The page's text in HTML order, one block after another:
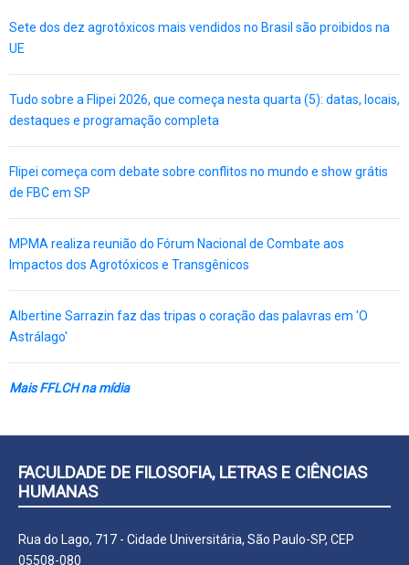
Sete dos dez agrotóxicos mais vendidos no Brasil são proibidos na
UE
Tudo sobre a Flipei 2026, que começa nesta quarta (5): datas, locais,
destaques e programação completa
Flipei começa com debate sobre conflitos no mundo e show grátis
de FBC em SP
MPMA realiza reunião do Fórum Nacional de Combate aos
Impactos dos Agrotóxicos e Transgênicos
Albertine Sarrazin faz das tripas o coração das palavras em 'O
Astrálago'
Mais FFLCH na mídia
FACULDADE DE FILOSOFIA, LETRAS E CIÊNCIAS
HUMANAS
Rua do Lago, 717 - Cidade Universitária, São Paulo-SP, CEP
05508-080